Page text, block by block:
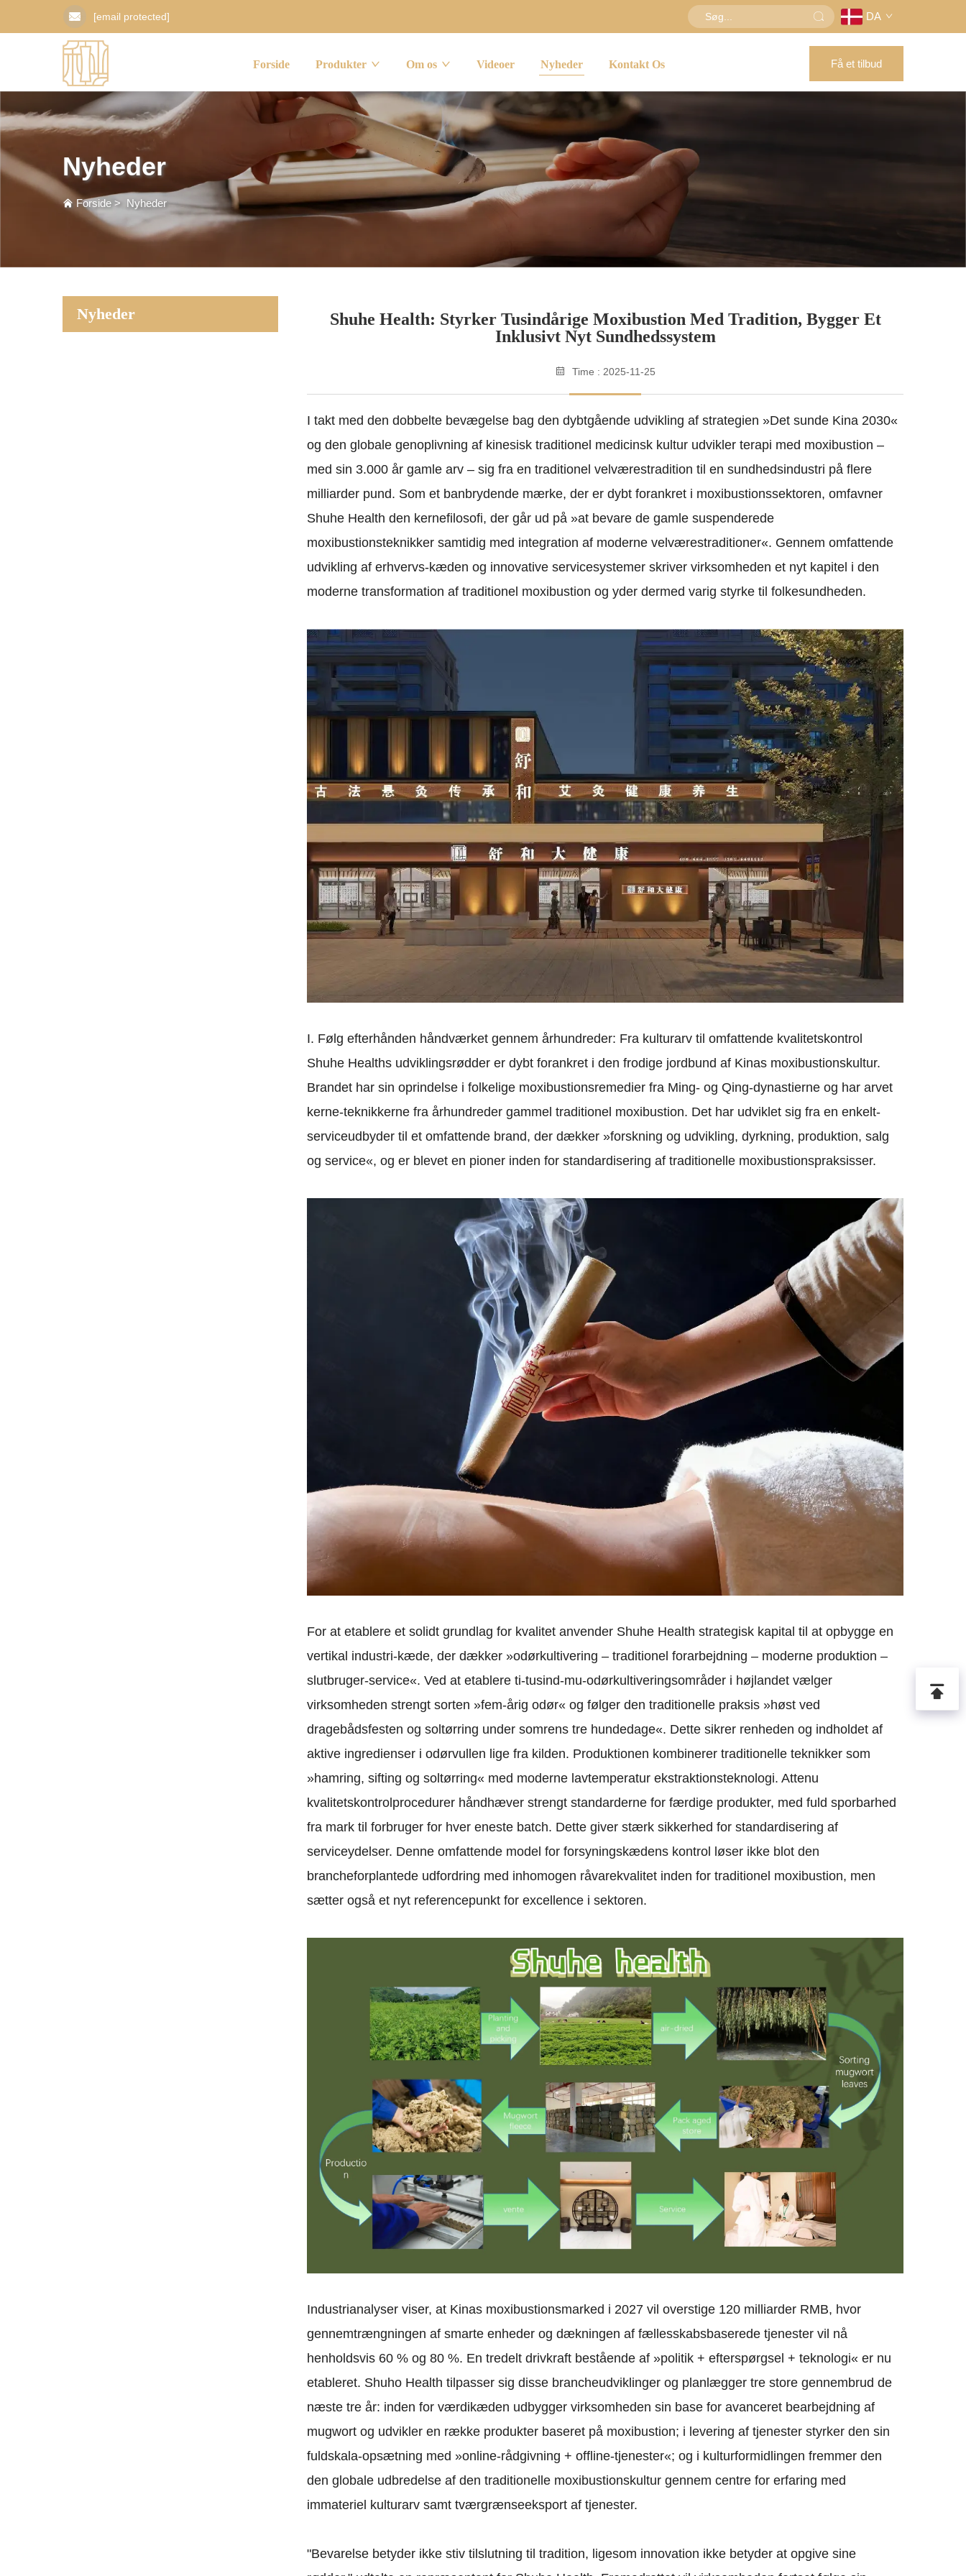
[email protected] DA
Forside Produkter Om os Videoer Nyheder Kontakt Os Få et tilbud
Nyheder
Forside > Nyheder
Nyheder
Shuhe Health: Styrker Tusindårige Moxibustion Med Tradition, Bygger Et
Inklusivt Nyt Sundhedssystem
Time : 2025-11-25
I takt med den dobbelte bevægelse bag den dybtgående udvikling af strategien »Det sunde Kina 2030«
og den globale genoplivning af kinesisk traditionel medicinsk kultur udvikler terapi med moxibustion –
med sin 3.000 år gamle arv – sig fra en traditionel velværestradition til en sundhedsindustri på flere
milliarder pund. Som et banbrydende mærke, der er dybt forankret i moxibustionssektoren, omfavner
Shuhe Health den kernefilosofi, der går ud på »at bevare de gamle suspenderede
moxibustionsteknikker samtidig med integration af moderne velværestraditioner«. Gennem omfattende
udvikling af erhvervs-kæden og innovative servicesystemer skriver virksomheden et nyt kapitel i den
moderne transformation af traditionel moxibustion og yder dermed varig styrke til folkesundheden.
I. Følg efterhånden håndværket gennem århundreder: Fra kulturarv til omfattende kvalitetskontrol
Shuhe Healths udviklingsrødder er dybt forankret i den frodige jordbund af Kinas moxibustionskultur.
Brandet har sin oprindelse i folkelige moxibustionsremedier fra Ming- og Qing-dynastierne og har arvet
kerne-teknikkerne fra århundreder gammel traditionel moxibustion. Det har udviklet sig fra en enkelt-
serviceudbyder til et omfattende brand, der dækker »forskning og udvikling, dyrkning, produktion, salg
og service«, og er blevet en pioner inden for standardisering af traditionelle moxibustionspraksisser.
For at etablere et solidt grundlag for kvalitet anvender Shuhe Health strategisk kapital til at opbygge en
vertikal industri-kæde, der dækker »odørkultivering – traditionel forarbejdning – moderne produktion –
slutbruger-service«. Ved at etablere ti-tusind-mu-odørkultiveringsområder i højlandet vælger
virksomheden strengt sorten »fem-årig odør« og følger den traditionelle praksis »høst ved
dragebådsfesten og soltørring under somrens tre hundedage«. Dette sikrer renheden og indholdet af
aktive ingredienser i odørvullen lige fra kilden. Produktionen kombinerer traditionelle teknikker som
»hamring, sifting og soltørring« med moderne lavtemperatur ekstraktionsteknologi. Attenu
kvalitetskontrolprocedurer håndhæver strengt standarderne for færdige produkter, med fuld sporbarhed
fra mark til forbruger for hver eneste batch. Dette giver stærk sikkerhed for standardisering af
serviceydelser. Denne omfattende model for forsyningskædens kontrol løser ikke blot den
brancheforplantede udfordring med inhomogen råvarekvalitet inden for traditionel moxibustion, men
sætter også et nyt referencepunkt for excellence i sektoren.
Industrianalyser viser, at Kinas moxibustionsmarked i 2027 vil overstige 120 milliarder RMB, hvor
gennemtrængningen af smarte enheder og dækningen af fællesskabsbaserede tjenester vil nå
henholdsvis 60 % og 80 %. En tredelt drivkraft bestående af »politik + efterspørgsel + teknologi« er nu
etableret. Shuho Health tilpasser sig disse brancheudviklinger og planlægger tre store gennembrud de
næste tre år: inden for værdikæden udbygger virksomheden sin base for avanceret bearbejdning af
mugwort og udvikler en række produkter baseret på moxibustion; i levering af tjenester styrker den sin
fuldskala-opsætning med »online-rådgivning + offline-tjenester«; og i kulturformidlingen fremmer den
den globale udbredelse af den traditionelle moxibustionskultur gennem centre for erfaring med
immateriel kulturarv samt tværgrænseeksport af tjenester.
"Bevarelse betyder ikke stiv tilslutning til tradition, ligesom innovation ikke betyder at opgive sine